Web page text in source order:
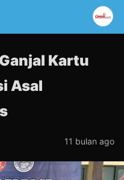
Kartu
Asal
11 bulan ago